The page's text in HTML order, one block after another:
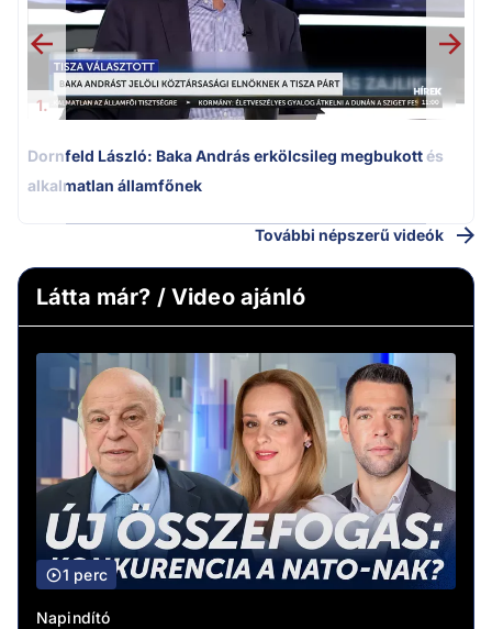
1.
Dornfeld László: Baka András erkölcsileg megbukott és
alkalmatlan államfőnek
További népszerű videók
Látta már? / Video ajánló
1 perc
Napindító